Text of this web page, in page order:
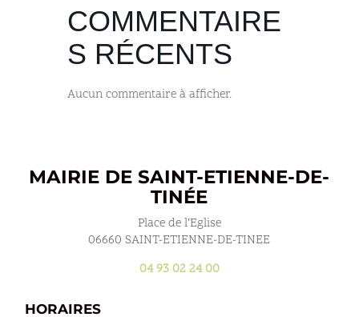
COMMENTAIRE
S RÉCENTS
Aucun commentaire à afficher.
MAIRIE DE SAINT-ETIENNE-DE-
TINÉE
Place de l’Eglise
06660 SAINT-ETIENNE-DE-TINEE
04 93 02 24 00
HORAIRES